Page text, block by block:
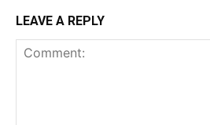
LEAVE A REPLY